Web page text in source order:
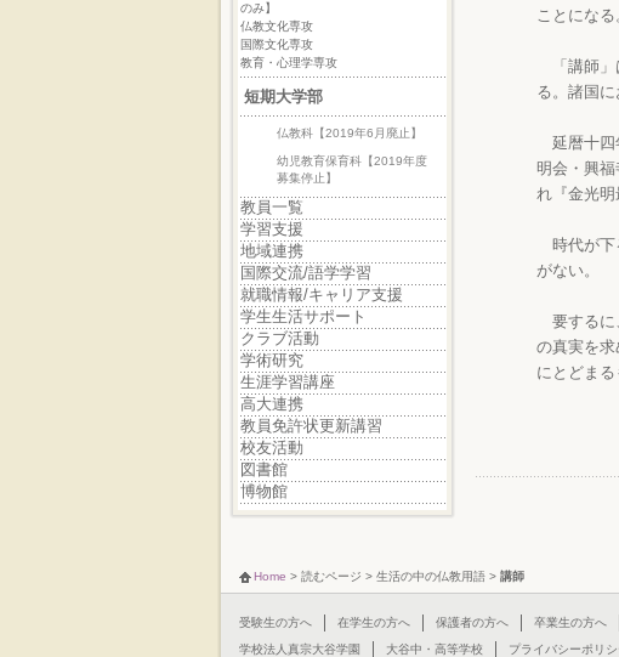
のみ】
仏教文化専攻
国際文化専攻
教育・心理学専攻
短期大学部
仏教科【2019年6月廃止】
幼児教育保育科【2019年度
募集停止】
教員一覧
学習支援
地域連携
国際交流/語学学習
就職情報/キャリア支援
学生生活サポート
クラブ活動
学術研究
生涯学習講座
高大連携
教員免許状更新講習
校友活動
図書館
博物館
ことになる
「講師」
る。諸国
延暦十四
明会・興
れ『金光明
時代が下
がない。
要するに
の真実を求
にとどま
Home > 読むページ > 生活の中の仏教用語 > 講師
受験生の方へ 在学生の方へ 保護者の方へ 卒業生の方へ
学校法人真宗大谷学園
大谷中・高等学校 プライバシーポリシ